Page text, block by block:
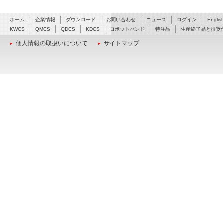
ホーム 企業情報 ダウンロード お問い合わせ ニュース ログイン
KWCS
QMCS QDCS KDCS ロボットハンド 特注品 生産終了品と推奨
個人情報の取扱いについて サイトマップ